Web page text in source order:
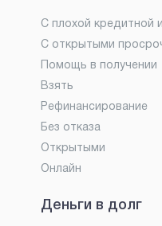
С плохой кредитной
С открытыми
Помощь в получении
Взять
Рефинансирование
Без отказа
Открытыми
Онлайн
Деньги в долг